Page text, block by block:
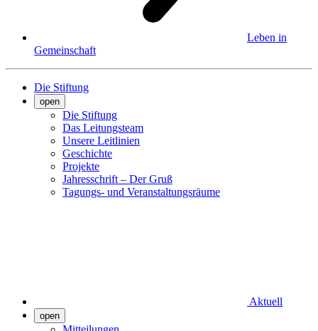
Leben in
Gemeinschaft
Die Stiftung
open
Die Stiftung
Das Leitungsteam
Unsere Leitlinien
Geschichte
Projekte
Jahresschrift – Der Gruß
Tagungs- und Veranstaltungsräume
Aktuell
open